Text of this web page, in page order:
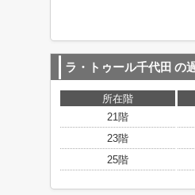
ラ・トゥール千代田 の
所在階
21階
23階
25階